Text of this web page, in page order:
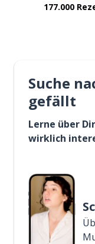
177.000
Suche
gefällt
Lerne über
wirklich